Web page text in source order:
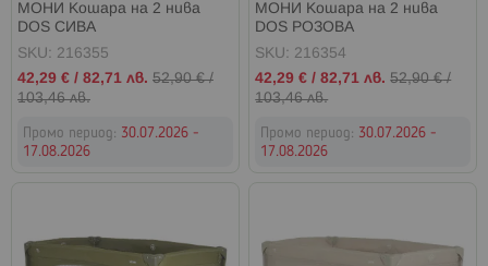
МОНИ Кошара на 2 нива
DOS СИВА
SKU: 216355
Промо
цена
42,29 € / 82,71 лв. 52,90 €/
103,46 лв.
Промо период: 30.07.2026 -
17.08.2026
МОНИ Кошара на 2 нива
DOS РОЗОВА
SKU: 216354
Промо
цена
42,29 € /82,71 лв. 52,90 €/
103,46 лв.
Промо период: 30.07.2026 -
17.08.2026